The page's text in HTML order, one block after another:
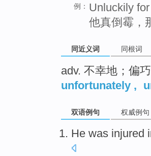
例： Unluckily
他真倒霉，
同近义词 同根词
adv. 不幸地；偏
unfortunately ,
双语例句 权威例句
He was injured